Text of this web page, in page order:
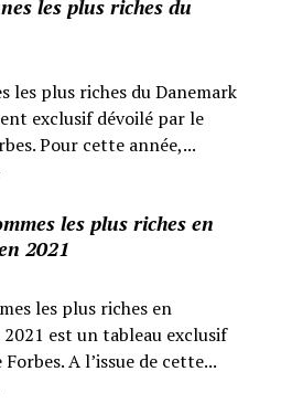
les plus riches du
les plus riches du Danemark
exclusif dévoilé par le
Pour cette année,...
les plus riches en
2021
les plus riches en
est un tableau exclusif
A l’issue de cette...